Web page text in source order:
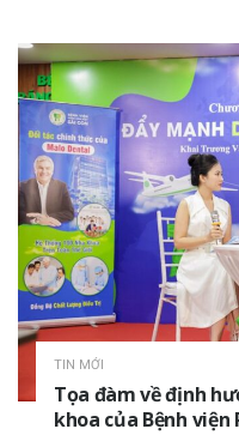
TIN MỚI
Tọa đàm về định
khoa của Bệnh viện